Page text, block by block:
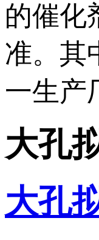
的催化
准。其
一生产
大孔
大孔